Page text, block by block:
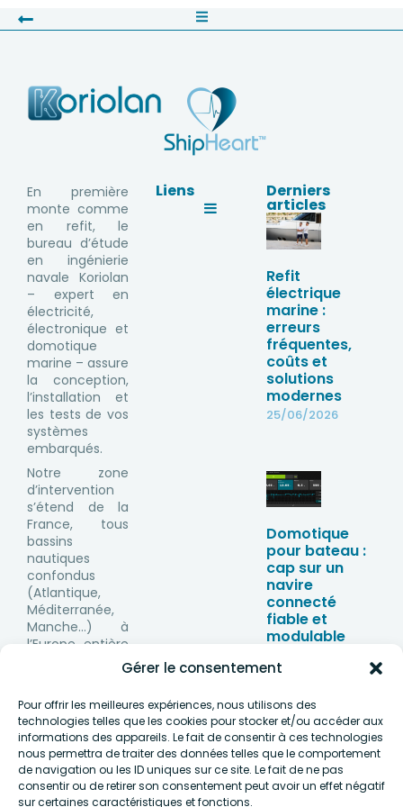
Gérer le consentement
Pour offrir les meilleures expériences, nous utilisons des
technologies telles que les cookies pour stocker et/ou accéder aux
informations des appareils. Le fait de consentir à ces technologies
nous permettra de traiter des données telles que le comportement
de navigation ou les ID uniques sur ce site. Le fait de ne pas
consentir ou de retirer son consentement peut avoir un effet négatif
sur certaines caractéristiques et fonctions.
En première
monte comme
en refit, le
bureau d’étude
en ingénierie
navale Koriolan
– expert en
électricité,
électronique et
domotique
marine – assure
la conception,
l’installation et
les tests de vos
systèmes
embarqués.
Notre zone
d’intervention
s’étend de la
France, tous
bassins
nautiques
confondus
(Atlantique,
Méditerranée,
Manche…) à
l’Europe entière
(Baltique, mer
du Nord, mer
Lettonie en
passant par le
Royaume-Uni
ou l’Italie.
Liens Derniers
articles
Refit
électrique
marine :
erreurs
fréquentes,
coûts et
solutions
modernes
25/06/2026
Domotique
pour bateau :
cap sur un
navire
connecté
fiable et
modulable